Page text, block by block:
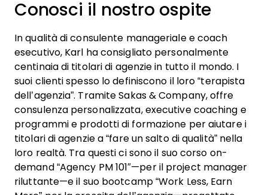
Conosci il nostro ospite
In qualità di consulente manageriale e coach
esecutivo, Karl ha consigliato personalmente
centinaia di titolari di agenzie in tutto il mondo. I
suoi clienti spesso lo definiscono il loro “terapista
dell’agenzia”. Tramite Sakas & Company, offre
consulenza personalizzata, executive coaching e
programmi e prodotti di formazione per aiutare i
titolari di agenzie a “fare un salto di qualità” nella
loro realtà. Tra questi ci sono il suo corso on-
demand “Agency PM 101″—per il project manager
riluttante—e il suo bootcamp “Work Less, Earn